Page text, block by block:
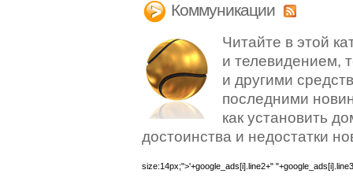
Коммуникации
Читайте в этой
и телевидением,
и другими
последними
как установить
достоинства и недостатки
size:14px;">'+google_ads[i].line2+"